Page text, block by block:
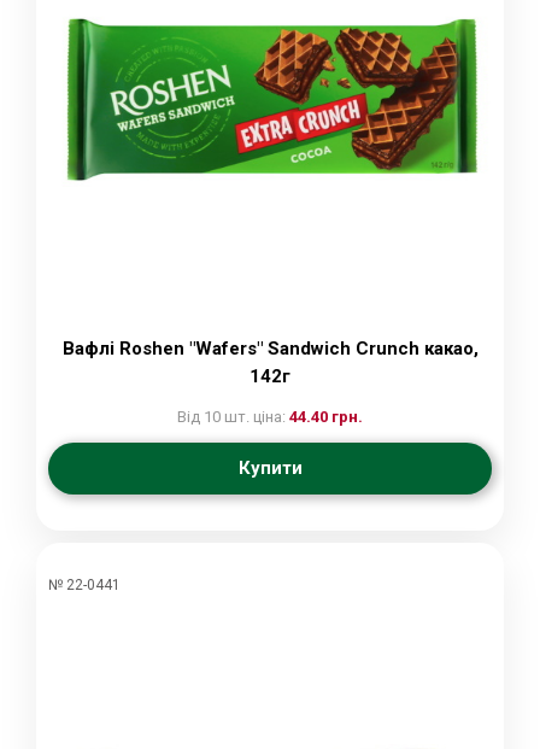
Вафлі Roshen "Wafers" Sandwich Crunch какао,
142г
Від 10 шт. ціна: 44.40 грн.
Купити
№ 22-0441